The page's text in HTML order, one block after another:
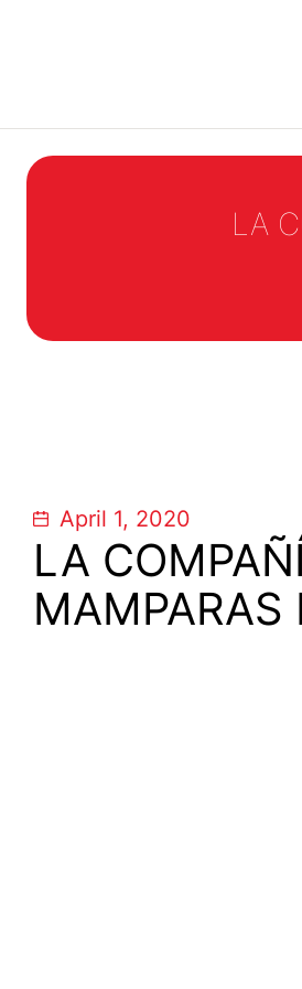
LA
April 1, 2020
LA
MAMPARAS